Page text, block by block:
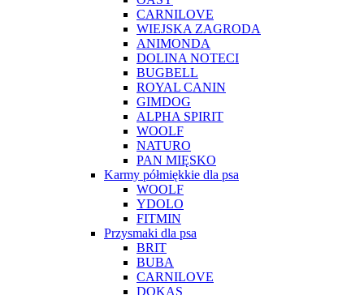
CARNILOVE
WIEJSKA ZAGRODA
ANIMONDA
DOLINA NOTECI
BUGBELL
ROYAL CANIN
GIMDOG
ALPHA SPIRIT
WOOLF
NATURO
PAN MIĘSKO
Karmy półmiękkie dla psa
WOOLF
YDOLO
FITMIN
Przysmaki dla psa
BRIT
BUBA
CARNILOVE
DOKAS